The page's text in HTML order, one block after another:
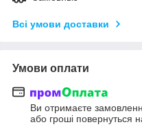
Всі умови доставки
Умови оплати
Ви отримаєте
або гроші повернуться